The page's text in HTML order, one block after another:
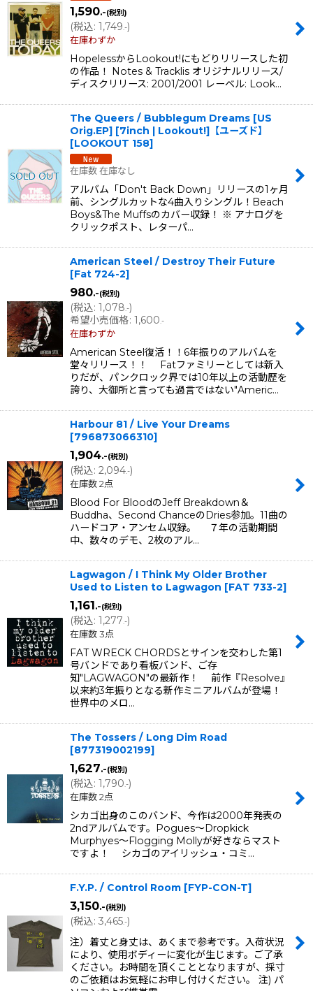
1,590.-(税別)
(税込: 1,749.-)
在庫わずか
HopelessからLookout!にもどりリリースした初
の作品！ Notes & Tracklis オリジナルリリース/
ディスクリリース: 2001/2001 レーベル: Look…
The Queers / Bubblegum Dreams [US
Orig.EP] [7inch | Lookout!]【ユーズド】
[LOOKOUT 158]
在庫数 在庫なし
アルバム「Don't Back Down」リリースの1ヶ月
前、シングルカットな4曲入りシングル！Beach
Boys&The Muffsのカバー収録！ ※ アナログを
クリックポスト、レターパ…
American Steel / Destroy Their Future
[Fat 724-2]
980.-(税別)
(税込: 1,078.-)
希望小売価格: 1,600.-
在庫わずか
American Steel復活！！6年振りのアルバムを
堂々リリース！！ Fatファミリーとしては新入
りだが、パンクロック界では10年以上の活動歴を
誇り、大御所と言っても過言ではない"Americ…
Harbour 81 / Live Your Dreams
[796873066310]
1,904.-(税別)
(税込: 2,094.-)
在庫数 2点
Blood For BloodのJeff Breakdown＆
Buddha、Second ChanceのDries参加。11曲の
ハードコア・アンセム収録。 ７年の活動期間
中、数々のデモ、2枚のアル…
Lagwagon / I Think My Older Brother
Used to Listen to Lagwagon [FAT 733-2]
1,161.-(税別)
(税込: 1,277.-)
在庫数 3点
FAT WRECK CHORDSとサインを交わした第1
号バンドであり看板バンド、ご存
知"LAGWAGON"の最新作！ 前作『Resolve』
以来約3年振りとなる新作ミニアルバムが登場！
世界中のメロ…
The Tossers / Long Dim Road
[877319002199]
1,627.-(税別)
(税込: 1,790.-)
在庫数 2点
シカゴ出身のこのバンド、今作は2000年発表の
2ndアルバムです。Pogues〜Dropkick
Murphyes〜Flogging Mollyが好きならマスト
ですよ！ シカゴのアイリッシュ・コミ…
F.Y.P. / Control Room [FYP-CON-T]
3,150.-(税別)
(税込: 3,465.-)
注）着丈と身丈は、あくまで参考です。入荷状況
により、使用ボディーに変化が生じます。ご了承
ください。お時間を頂くこととなりますが、採寸
のご依頼はお気軽にお申し付けください。 注) パ